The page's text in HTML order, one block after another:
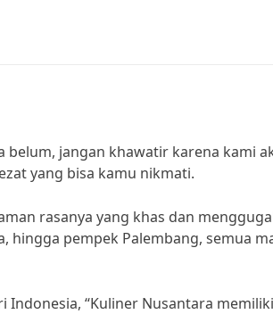
belum, jangan khawatir karena kami
yang bisa kamu nikmati.
rasanya yang khas dan
hingga pempek Palembang, semua
“Kuliner Nusantara